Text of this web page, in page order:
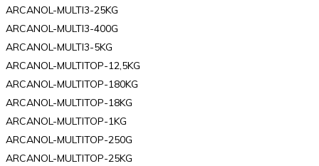
ARCANOL-MULTI3-25KG
ARCANOL-MULTI3-400G
ARCANOL-MULTI3-5KG
ARCANOL-MULTITOP-12,5KG
ARCANOL-MULTITOP-180KG
ARCANOL-MULTITOP-18KG
ARCANOL-MULTITOP-1KG
ARCANOL-MULTITOP-250G
ARCANOL-MULTITOP-25KG